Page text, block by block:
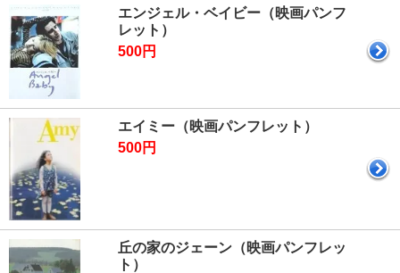
エンジェル・ベイビー（映画パンフ
レット）
500円
エイミー（映画パンフレット）
500円
丘の家のジェーン（映画パンフレッ
ト）